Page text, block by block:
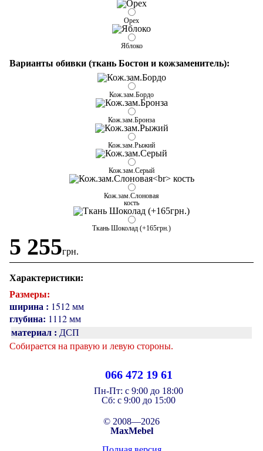
Орех
Яблоко
Варианты обивки (ткань Бостон и кожзаменитель):
Кож.зам.Бордо
Кож.зам.Бронза
Кож.зам.Рыжий
Кож.зам.Серый
Кож.зам.Слоновая
кость
Ткань Шоколад (+165грн.)
5 255грн.
Характеристики:
Размеры:
ширина : 1512 мм
глубина: 1112 мм
материал : ДСП
Собирается на правую и левую стороны.
066 472 19 61
Пн-Пт: с 9:00 до 18:00
Cб: с 9:00 до 15:00
© 2008—2026
MaxMebel